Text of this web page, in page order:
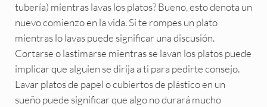
tubería) mientras lavas los platos? Bueno, esto denota un
nuevo comienzo en la vida. Si te rompes un plato
mientras lo lavas puede significar una discusión.
Cortarse o lastimarse mientras se lavan los platos puede
implicar que alguien se dirija a ti para pedirte consejo.
Lavar platos de papel o cubiertos de plástico en un
sueño puede significar que algo no durará mucho